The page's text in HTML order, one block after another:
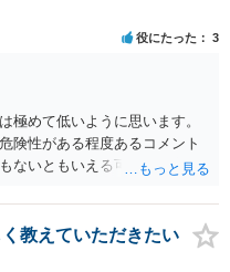
役にたった 3
極めて低いように思います。
険性がある程度あるコメント
ないともいえる可能性は高い
教えていただきたい